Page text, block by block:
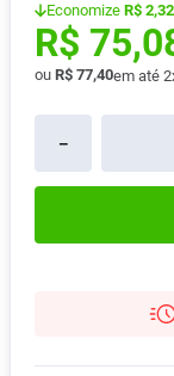
Economize R$ 2,32
R$ 75,
ou R$ 77,40em até 2
－
10º Lavitan